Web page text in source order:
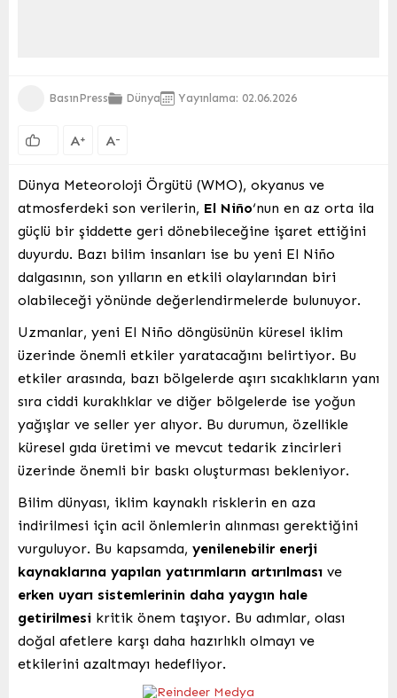
BasınPress Dünya Yayınlama: 02.06.2026
A+ A-
Dünya Meteoroloji Örgütü (WMO), okyanus ve
atmosferdeki son verilerin, El Niño‘nun en az orta ila
güçlü bir şiddette geri dönebileceğine işaret ettiğini
duyurdu. Bazı bilim insanları ise bu yeni El Niño
dalgasının, son yılların en etkili olaylarından biri
olabileceği yönünde değerlendirmelerde bulunuyor.
Uzmanlar, yeni El Niño döngüsünün küresel iklim
üzerinde önemli etkiler yaratacağını belirtiyor. Bu
etkiler arasında, bazı bölgelerde aşırı sıcaklıkların yanı
sıra ciddi kuraklıklar ve diğer bölgelerde ise yoğun
yağışlar ve seller yer alıyor. Bu durumun, özellikle
küresel gıda üretimi ve mevcut tedarik zincirleri
üzerinde önemli bir baskı oluşturması bekleniyor.
Bilim dünyası, iklim kaynaklı risklerin en aza
indirilmesi için acil önlemlerin alınması gerektiğini
vurguluyor. Bu kapsamda, yenilenebilir enerji
kaynaklarına yapılan yatırımların artırılması ve
erken uyarı sistemlerinin daha yaygın hale
getirilmesi kritik önem taşıyor. Bu adımlar, olası
doğal afetlere karşı daha hazırlıklı olmayı ve
etkilerini azaltmayı hedefliyor.